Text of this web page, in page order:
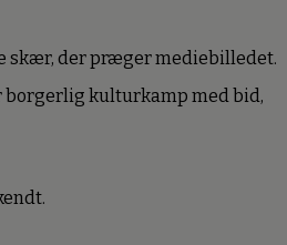
skær, der præger mediebilledet.
borgerlig kulturkamp med bid,